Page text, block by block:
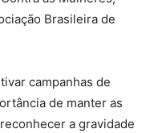
Brasileira de
campanhas de
de manter as
a gravidade